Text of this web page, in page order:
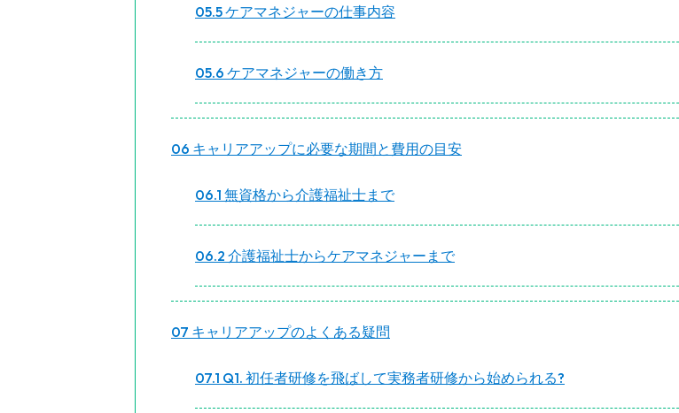
5.5ケアマネジャーの仕事内容
5.6 ケアマネジャーの働き方
6 キャリアアップに必要な期間と費用の目安
6.1 無資格から介護福祉士まで
6.2 介護福祉士からケアマネジャーまで
7 キャリアアップのよくある疑問
7.1 Q1. 初任者研修を飛ばして実務者研修から始められる?